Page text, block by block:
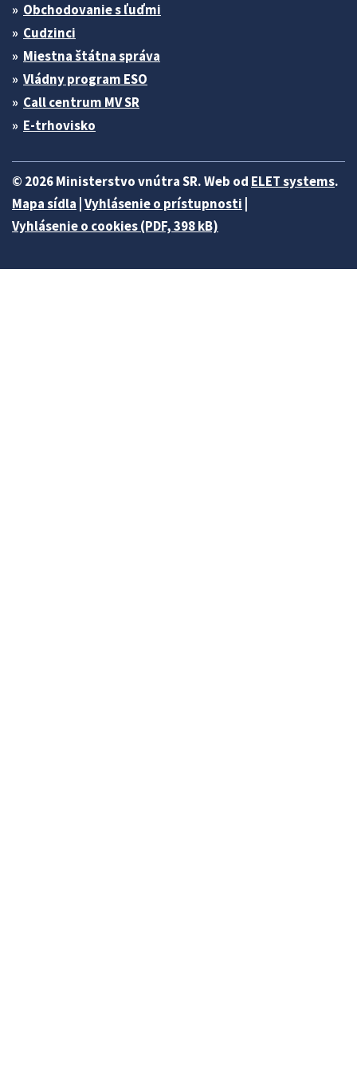
Obchodovanie s ľuďmi
Cudzinci
Miestna štátna správa
Vládny program ESO
Call centrum MV SR
E-trhovisko
© 2026 Ministerstvo vnútra SR. Web od ELET systems.
Mapa sídla Vyhlásenie o prístupnosti
Vyhlásenie o cookies (PDF, 398 kB)